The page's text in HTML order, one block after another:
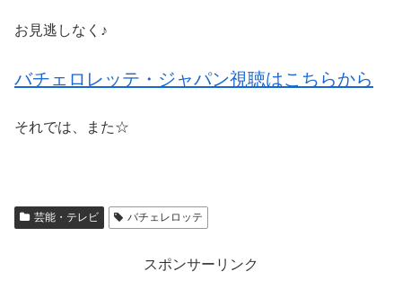
お見逃しなく♪
バチェロレッテ・ジャパン視聴はこちらから
それでは、また☆
芸能・テレビ バチェレロッテ
スポンサーリンク